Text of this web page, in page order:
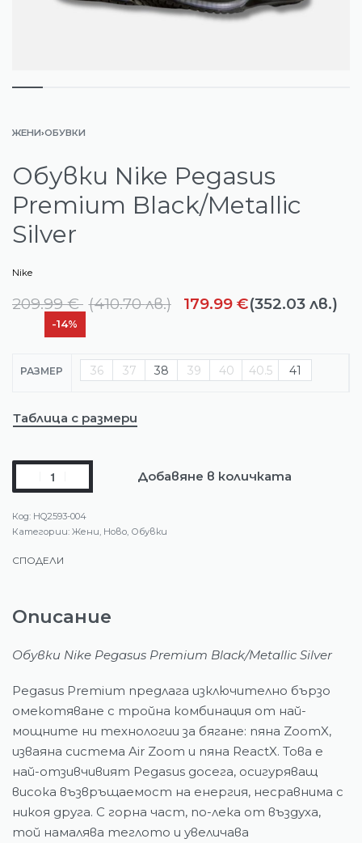
ЖЕНИ›ОБУВКИ
Обувки Nike Pegasus
Premium Black/Metallic
Silver
Nike
209.99€ (410.70лв.) 179.99 €(352.03 лв.)
-14%
РАЗМЕР 36 37 38 39 40 40.5 41
Таблица с размери
Добавяне в количката
HQ2593-004
Категории: Жени, Ново, Обувки
СПОДЕЛИ
Описание
Обувки Nike Pegasus Premium Black/Metallic Silver
Pegasus Premium предлага изключително бързо
омекотяване с тройна комбинация от най-
мощните ни технологии за бягане: пяна ZoomX,
изваяна система Air Zoom и пяна ReactX. Това е
най-отзивчивият Pegasus досега, осигуряващ
висока възвръщаемост на енергия, несравнима с
никоя друга. С горна част, по-лека от въздуха,
той намалява теглото и увеличава